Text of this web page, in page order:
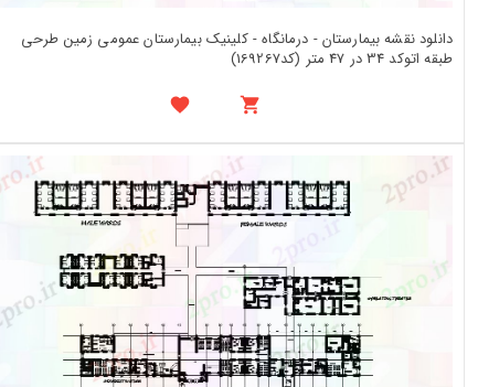
دانلود نقشه بیمارستان - درمانگاه - کلینیک بیمارستان عمومی زمین طرحی
طبقه اتوکد 34 در 47 متر (کد169267)